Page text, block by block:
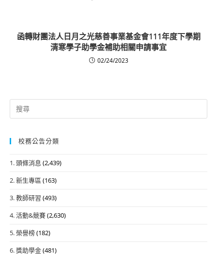
函轉財團法人日月之光慈善事業基金會111年度下學期
清寒學子助學金補助相關申請事宜
02/24/2023
Search
for:
校務公告分類
1. 頭條消息 (2,439)
2. 新生專區 (163)
3. 教師研習 (493)
4. 活動&競賽(2,630)
5. 榮譽榜(182)
6. 獎助學金(481)